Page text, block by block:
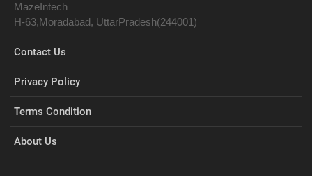
MazeIntech
H-63,Moradabad, UttarPradesh(244001)
Contact Us
Privacy Policy
Terms Condition
About Us